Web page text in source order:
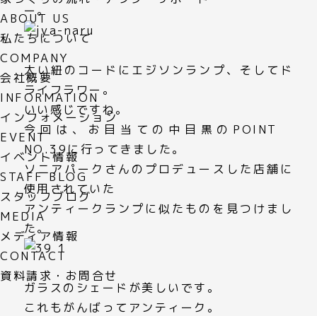
ABOUT US
私たちについて
COMPANY
会社概要
INFORMATION
インフォメーション
EVENT
イベント情報
STAFF BLOG
スタッフブログ
MEDIA
メディア情報
CONTACT
資料請求・お問合せ
ー。
太い紐のコードにエジソンランプ、そしてド
ライフラワー。
いい感じですね。
今回は、お目当ての中目黒のPOINT
NO.39に行ってきました。
ソニアパークさんのプロデュースした店舗に
使用されていた
アンティークランプに似たものを見つけまし
た。
ガラスのシェードが美しいです。
これもがんばってアンティーク。